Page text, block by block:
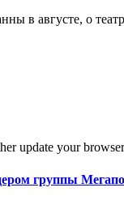
в августе, о
update your
группы